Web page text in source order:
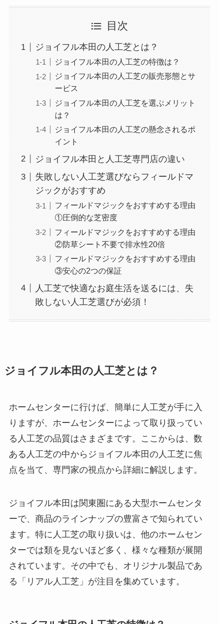
目次
ジョイフル本田の人工芝とは？
ジョイフル本田の人工芝の特徴は？
ジョイフル本田の人工芝の販売形態とサ
ービス
ジョイフル本田の人工芝を選ぶメリット
は？
ジョイフル本田の人工芝の懸念されるポ
イント
ジョイフル本田と人工芝専門店の違い
失敗しない人工芝選びならフィールドマ
ジックがおすすめ
フィールドマジックをおすすめする理由
①圧倒的な芝密度
フィールドマジックをおすすめする理由
②防草シート不要で排水性20倍
フィールドマジックをおすすめする理由
③安心の2つの保証
人工芝で快適なお庭生活を送るには、失
敗しない人工芝選びが必須！
ジョイフル本田の人工芝とは？
ホームセンターに行けば、簡単に人工芝が手に入
りますが、ホームセンターによって取り扱ってい
る人工芝の品質はさまざまです。ここからは、数
ある人工芝の中からジョイフル本田の人工芝に焦
点を当て、専門家の視点から詳細に解説します。
ジョイフル本田は関東圏にある大型ホームセンタ
ーで、商品のラインナップの豊富さで知られてい
ます。特に人工芝の取り扱いは、他のホームセン
ターでは類を見ないほど多く、様々な種類が展開
されています。その中でも、オリジナル製品であ
る「リアル人工芝」が注目を集めています。